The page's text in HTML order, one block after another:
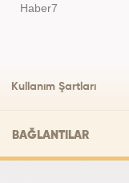
Haber7
Kullanım Şartları
BAĞLANTILAR